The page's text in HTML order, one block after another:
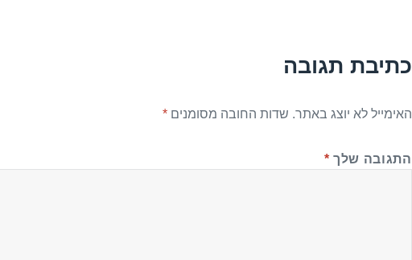
כתיבת תגובה
האימייל לא יוצג באתר. שדות החובה מסומנים*
התגובה שלך *